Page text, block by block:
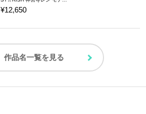
¥12,650
作品名一覧を見る